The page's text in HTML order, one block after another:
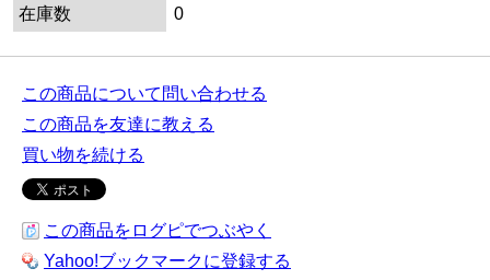
在庫数
0
この商品について問い合わせる
この商品を友達に教える
買い物を続ける
この商品をログピでつぶやく
Yahoo!ブックマークに登録する